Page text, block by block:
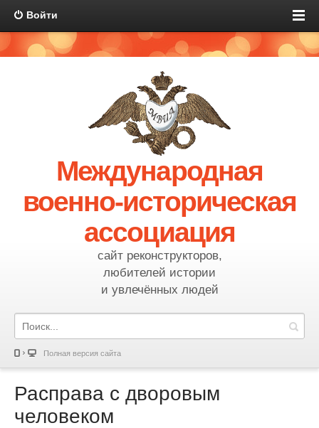
Войти
Международная
военно-историческая
ассоциация
сайт реконструкторов,
любителей истории
и увлечённых людей
Полная версия сайта
Расправа с дворовым
человеком